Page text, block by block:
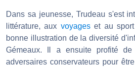
Dans sa jeunesse, Trudeau s'est
littérature, aux voyageset au sport
bonne illustration de la diversité
Gémeaux. Il a ensuite profité
adversaires conservateurs pour